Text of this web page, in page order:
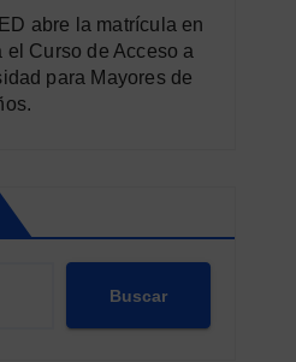
abre la matrícula en
el Curso de Acceso a
para Mayores de
Buscar